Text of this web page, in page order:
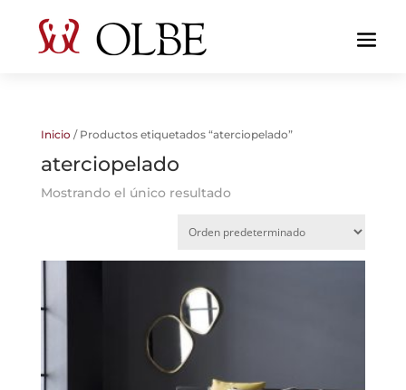
Inicio / Productos etiquetados “aterciopelado”
aterciopelado
Mostrando el único resultado